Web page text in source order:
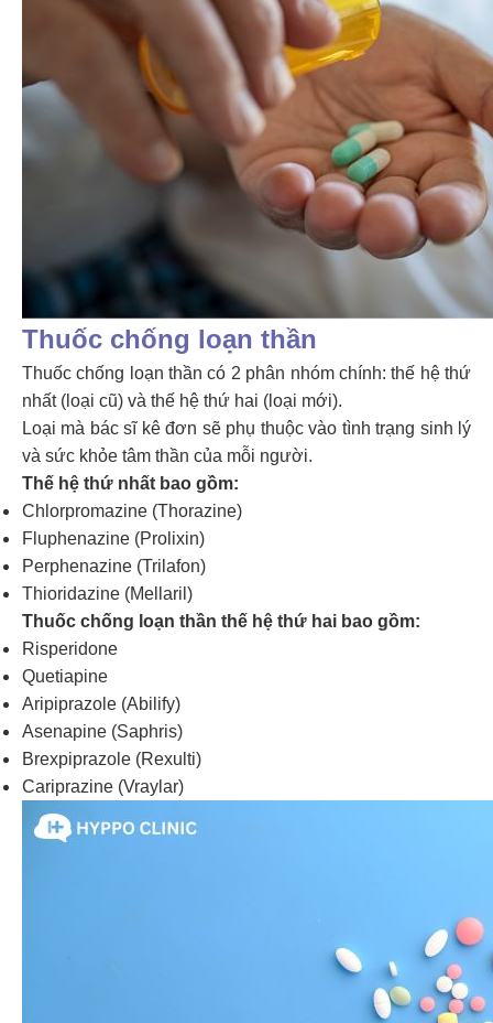
Thuốc chống loạn thần
Thuốc chống loạn thần có 2 phân nhóm chính: thế hệ thứ
nhất (loại cũ) và thế hệ thứ hai (loại mới).
Loại mà bác sĩ kê đơn sẽ phụ thuộc vào tình trạng sinh lý
và sức khỏe tâm thần của mỗi người.
Thế hệ thứ nhất bao gồm:
Chlorpromazine (Thorazine)
Fluphenazine (Prolixin)
Perphenazine (Trilafon)
Thioridazine (Mellaril)
Thuốc chống loạn thần thế hệ thứ hai bao gồm:
Risperidone
Quetiapine
Aripiprazole (Abilify)
Asenapine (Saphris)
Brexpiprazole (Rexulti)
Cariprazine (Vraylar)